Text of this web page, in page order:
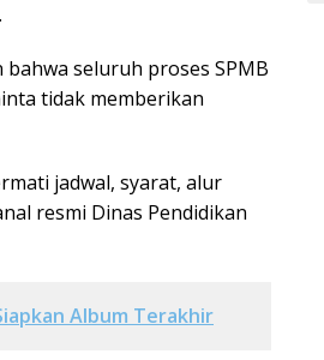
bahwa seluruh proses SPMB
tidak memberikan
jadwal, syarat, alur
resmi Dinas Pendidikan
Album Terakhir